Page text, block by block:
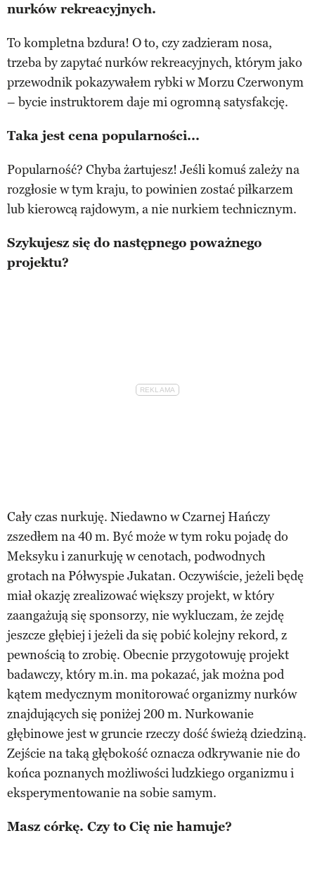
nurków rekreacyjnych.
To kompletna bzdura! O to, czy zadzieram nosa,
trzeba by zapytać nurków rekreacyjnych, którym jako
przewodnik pokazywałem rybki w Morzu Czerwonym
– bycie instruktorem daje mi ogromną satysfakcję.
Taka jest cena popularności...
Popularność? Chyba żartujesz! Jeśli komuś zależy na
rozgłosie w tym kraju, to powinien zostać piłkarzem
lub kierowcą rajdowym, a nie nurkiem technicznym.
Szykujesz się do następnego poważnego
projektu?
Cały czas nurkuję. Niedawno w Czarnej Hańczy
zszedłem na 40 m. Być może w tym roku pojadę do
Meksyku i zanurkuję w cenotach, podwodnych
grotach na Półwyspie Jukatan. Oczywiście, jeżeli będę
miał okazję zrealizować większy projekt, w który
zaangażują się sponsorzy, nie wykluczam, że zejdę
jeszcze głębiej i jeżeli da się pobić kolejny rekord, z
pewnością to zrobię. Obecnie przygotowuję projekt
badawczy, który m.in. ma pokazać, jak można pod
kątem medycznym monitorować organizmy nurków
znajdujących się poniżej 200 m. Nurkowanie
głębinowe jest w gruncie rzeczy dość świeżą dziedziną.
Zejście na taką głębokość oznacza odkrywanie nie do
końca poznanych możliwości ludzkiego organizmu i
eksperymentowanie na sobie samym.
Masz córkę. Czy to Cię nie hamuje?